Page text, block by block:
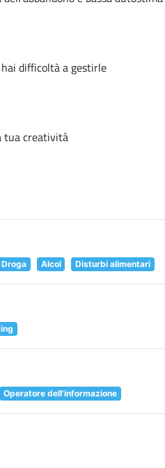
difficoltà a gestirle
tua creatività
Droga Alcol Disturbi alimentari
Operatore dell'informazione